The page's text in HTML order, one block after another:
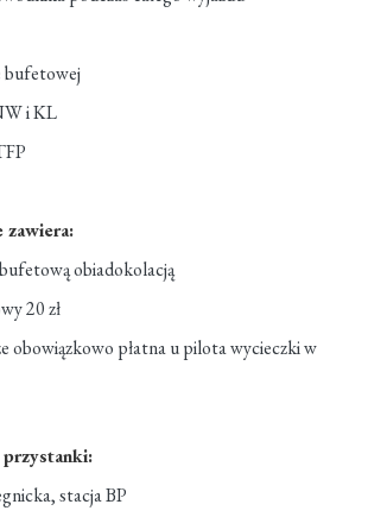
bufetowej
i KL
zawiera:
obiadokolacją
20 zł
obowiązkowo płatna u pilota wycieczki w
przystanki:
stacja BP